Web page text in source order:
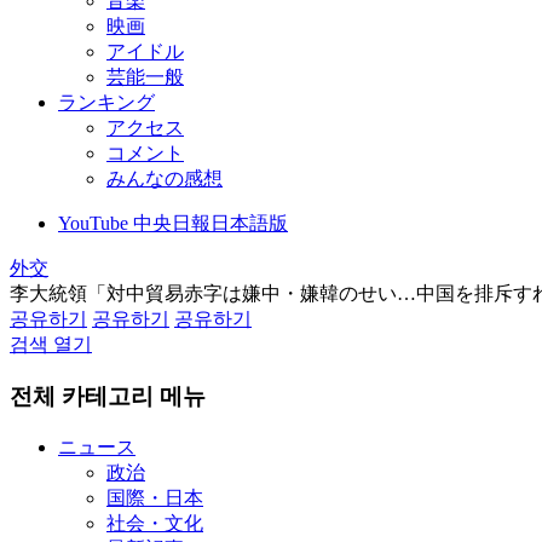
映画
アイドル
芸能一般
ランキング
アクセス
コメント
みんなの感想
YouTube 中央日報日本語版
外交
李大統領「対中貿易赤字は嫌中・嫌韓のせい…中国を排斥す
공유하기
공유하기
공유하기
검색 열기
전체 카테고리 메뉴
ニュース
政治
国際・日本
社会・文化